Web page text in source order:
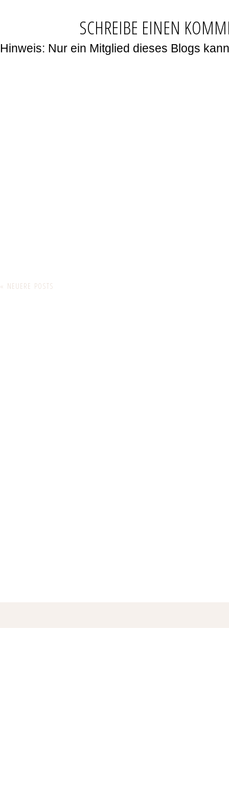
SCHREIBE EINEN
Hinweis: Nur ein Mitglied dieses Blogs
« NEUERE POSTS